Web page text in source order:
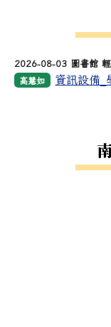
2026-08-03 圖書館
高慧如 資訊設備_